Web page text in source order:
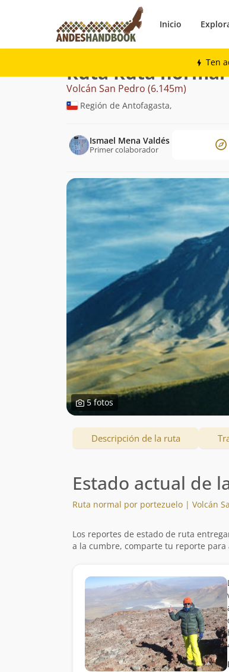
Inicio
Ten
Montaña
Ruta Ruta
Volcán San Pedro (6.145m)
Región de Antofagasta,
Ismael Mena Valdés
Primer colaborador
5 fotos
Descripción de la ruta
Estado actual de
Ruta normal por portezuelo | Volcán
Los reportes de estado de ruta
a la cumbre, comparte tu reporte para